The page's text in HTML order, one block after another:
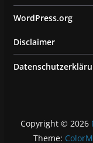
WordPress.org
Disclaimer
Copyright © 2026
Theme: